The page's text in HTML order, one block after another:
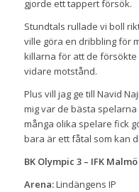
gjorde ett tappert försök.
Stundtals rullade vi boll
ville göra en dribbling för
killarna för att de
vidare motstånd.
Plus vill jag ge till Navid
mig var de bästa
många olika spelare fick
bara är ett fåtal som kan
BK Olympic 3 – IFK
Arena:Lindängens IP